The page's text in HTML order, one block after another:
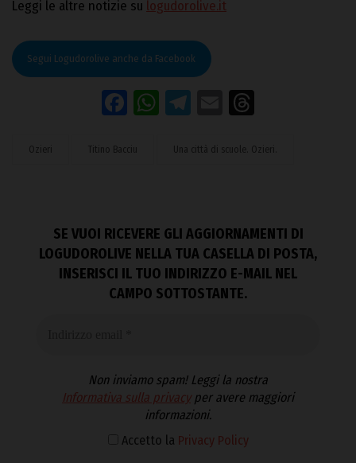
Leggi le altre notizie su logudorolive.it
Segui Logudorolive anche da Facebook
Facebook
WhatsApp
Telegram
Email
Ozieri Titino Bacciu Una città di scuole. Ozieri.
SE VUOI RICEVERE GLI AGGIORNAMENTI DI
LOGUDOROLIVE NELLA TUA CASELLA DI POSTA,
INSERISCI IL TUO INDIRIZZO E-MAIL NEL
CAMPO SOTTOSTANTE.
Non inviamo spam! Leggi la nostra
Informativa sulla privacyper avere maggiori
informazioni.
Accetto la Privacy Policy